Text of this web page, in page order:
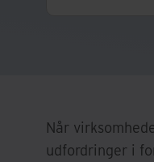
Når
udfordringer i